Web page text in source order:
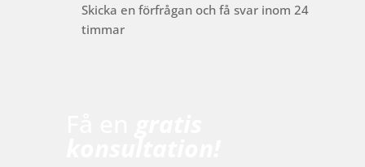
Skicka en förfrågan och få svar inom 24
timmar